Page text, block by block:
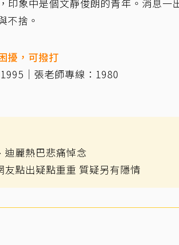
印象中是個文靜俊朗的青年。消息一
不捨。
擾，可撥打
｜張老師專線：1980
迪麗熱巴悲痛悼念
點出疑點重重 質疑另有隱情